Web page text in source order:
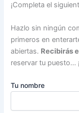
¡Completa el
Hazlo sin ningún
primeros en
abiertas. Recibirás
reservar tu puesto…
Tu nombre